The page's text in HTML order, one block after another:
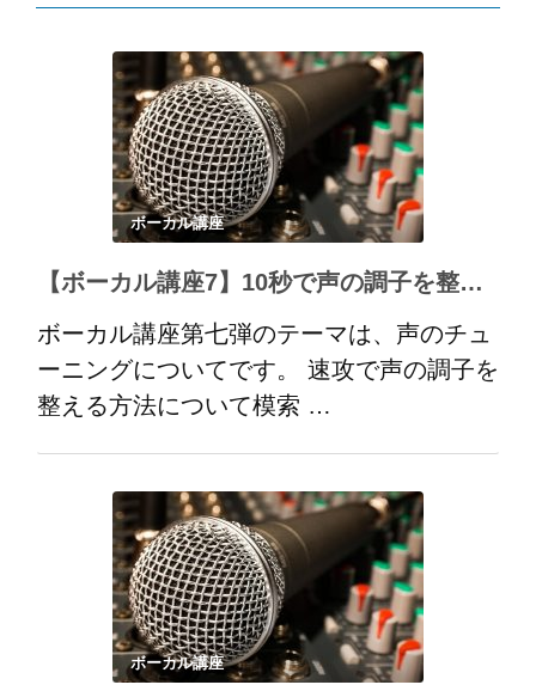
ボーカル講座
【ボーカル講座7】10秒で声の調子を整える方法
ボーカル講座第七弾のテーマは、声のチュ
ーニングについてです。 速攻で声の調子を
整える方法について模索 …
ボーカル講座